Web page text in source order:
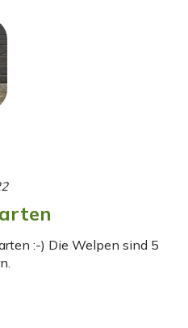
:-) Die Welpen sind 5